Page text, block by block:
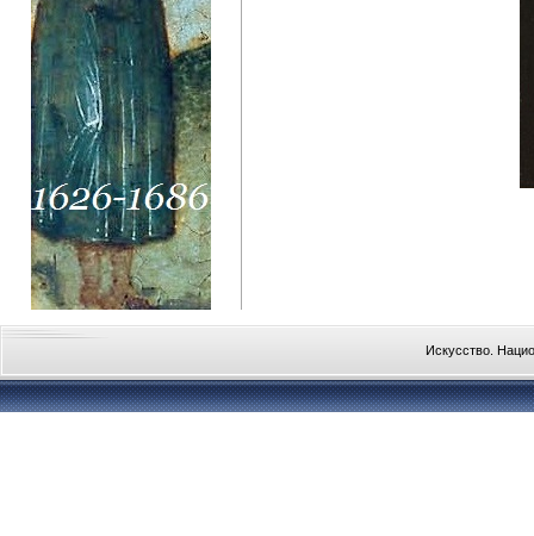
Искусство.